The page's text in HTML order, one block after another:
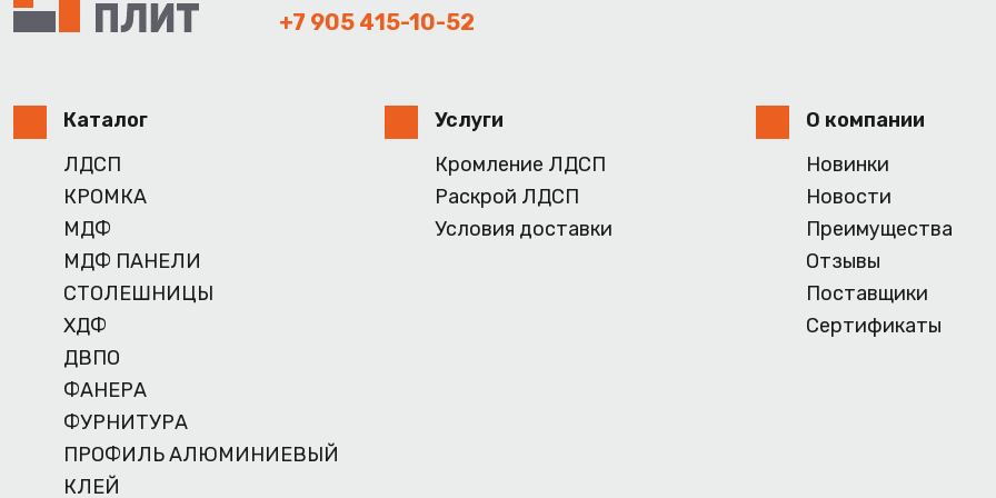
+7 905 415-10-52
Каталог
ЛДСП
КРОМКА
МДФ
МДФ ПАНЕЛИ
СТОЛЕШНИЦЫ
ХДФ
ДВПО
ФАНЕРА
ФУРНИТУРА
ПРОФИЛЬ АЛЮМИНИЕВЫЙ
КЛЕЙ
Услуги
Кромление ЛДСП
Раскрой ЛДСП
Условия доставки
О компании
Новинки
Новости
Преимущества
Отзывы
Поставщики
Сертификаты